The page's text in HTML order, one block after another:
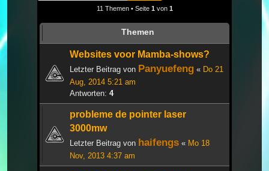
11 Themen • Seite 1von 1
Themen
Websites voor Mamba-shows?
Letzter Beitrag von Panyuefeng « Do 21
Aug, 2014 5:21 am
Antworten: 4
probleme de pointer laser
3000mw
Letzter Beitrag von haifengs « Mo 18
Nov, 2013 4:37 am